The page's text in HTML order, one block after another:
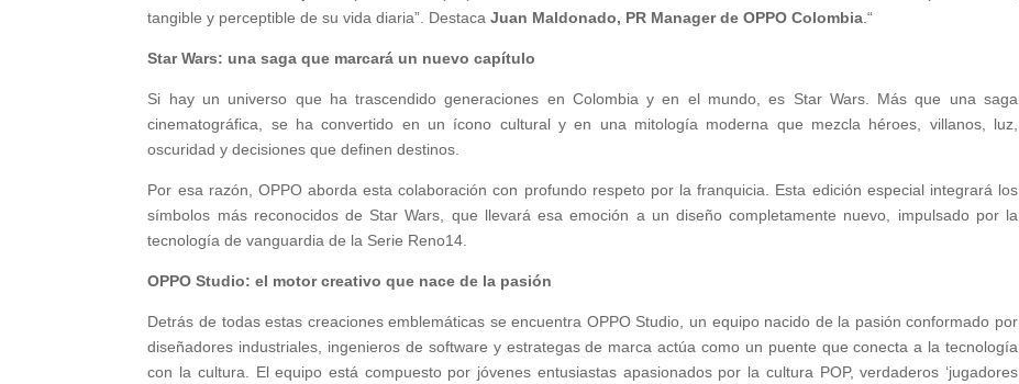
tangible y perceptible de su vida diaria”. DestacaJuan Maldonado, PR Manager de OPPO Colombia .“
Star Wars: una saga que marcará un nuevo capítulo
Si hay un universo que ha trascendido generaciones en Colombia y en el mundo, es Star Wars. Más que una saga
cinematográfica, se ha convertido en un ícono cultural y en una mitología moderna que mezcla héroes, villanos, luz,
oscuridad y decisiones que definen destinos.
Por esa razón, OPPO aborda esta colaboración con profundo respeto por la franquicia. Esta edición especial integrará los
símbolos más reconocidos de Star Wars, que llevará esa emoción a un diseño completamente nuevo, impulsado por la
tecnología de vanguardia de la Serie Reno14.
OPPO Studio: el motor creativo que nace de la pasión
Detrás de todas estas creaciones emblemáticas se encuentra OPPO Studio, un equipo nacido de la pasión conformado por
diseñadores industriales, ingenieros de software y estrategas de marca actúa como un puente que conecta a la tecnología
con la cultura. El equipo está compuesto por jóvenes entusiastas apasionados por la cultura POP, verdaderos ‘jugadores